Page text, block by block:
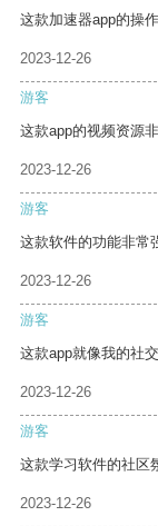
这款加速器app的操
2023-12-26
游客
这款app的视频资源
2023-12-26
游客
这款软件的功能非常
2023-12-26
游客
这款app就像我的社
2023-12-26
游客
这款学习软件的社区
2023-12-26